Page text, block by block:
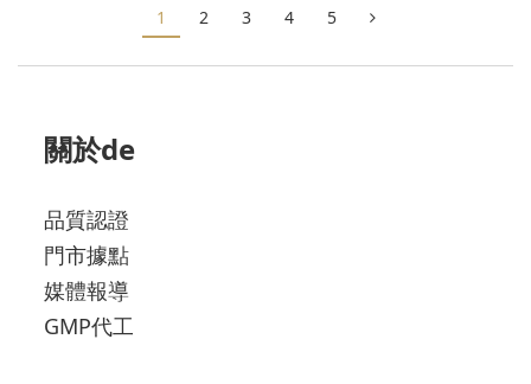
1 2 3 4 5
關於de
品質認證
門市據點
媒體報導
GMP代工